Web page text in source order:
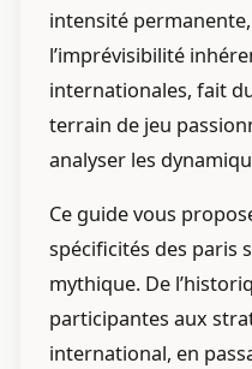
intensité
l’imprévisibilité
internationales, fait
terrain de jeu
analyser les
Ce guide vous
spécificités des paris
mythique. De
participantes aux
international, en